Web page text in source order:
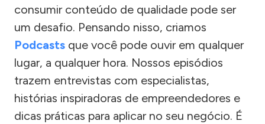
consumir conteúdo de qualidade pode ser
um desafio. Pensando nisso, criamos
Podcasts que você pode ouvir em qualquer
lugar, a qualquer hora. Nossos episódios
trazem entrevistas com especialistas,
histórias inspiradoras de empreendedores e
dicas práticas para aplicar no seu negócio. É